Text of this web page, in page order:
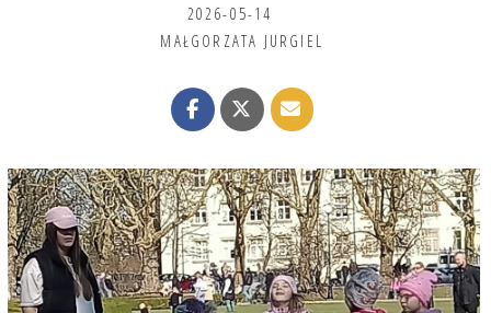
2026-05-14
MAŁGORZATA JURGIEL